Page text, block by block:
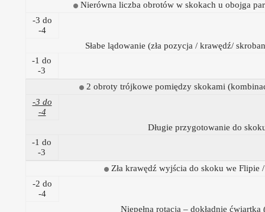
Nierówna liczba obrotów w skokach u obojga
-3 do
-4
Słabe lądowanie (zła pozycja / krawędź/
-1 do
-3
2 obroty trójkowe pomiędzy skokami
-3 do
-4
Długie przygotowanie do
-1 do
-3
Zła krawędź wyjścia do skoku we Flipie
-2 do
-4
Niepełna rotacja – dokładnie ćwiartka